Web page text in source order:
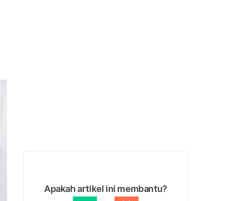
Apakah artikel ini membantu?